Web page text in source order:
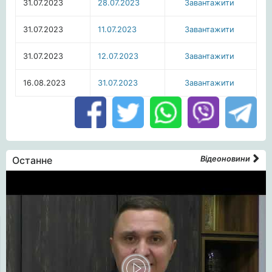
31.07.2023 28.07.2023 Завантажити
31.07.2023 11.07.2023 Завантажити
31.07.2023 12.07.2023 Завантажити
16.08.2023 31.07.2023 Завантажити
Останне Відеоновини